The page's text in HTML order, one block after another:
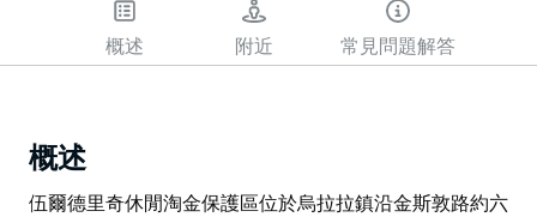
概述 附近 常見問題解答
概述
伍爾德里奇休閒淘金保護區位於烏拉拉鎮沿金斯敦路約六